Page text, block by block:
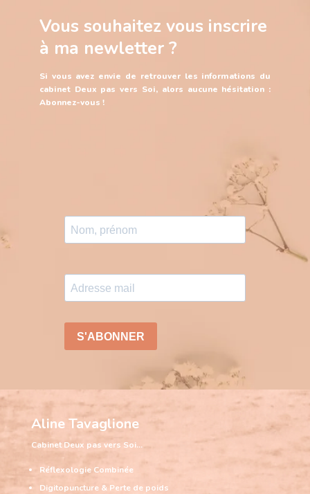
Vous souhaitez vous inscrire
à ma newletter ?
Si vous avez envie de retrouver les informations du
cabinet Deux pas vers Soi, alors aucune hésitation :
Abonnez-vous !
Aline Tavaglione
CabinetDeux pas vers Soi…
Réflexologie Combinée
Digitopuncture & Perte de poids